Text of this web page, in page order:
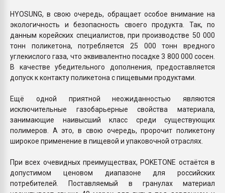
HYOSUNG, в свою очередь, обращает особое внимание на
экологичность и безопасность своего продукта. Так, по
данным корейских специалистов, при производстве 50 000
тонн поликетона, потребляется 25 000 тонн вредного
углекислого газа, что эквивалентно посадке 3 800 000 сосен.
В качестве убедительного дополнения, предоставляется
допуск к контакту поликетона с пищевыми продуктами.
Ещё одной приятной неожиданностью являются
исключительные газобарьерные свойства материала,
занимающие наивысший класс среди существующих
полимеров. А это, в свою очередь, пророчит поликетону
широкое применение в пищевой и упаковочной отраслях.
При всех очевидных преимуществах, POKETONE остаётся в
допустимом ценовом диапазоне для российских
потребителей. Поставляемый в гранулах материал